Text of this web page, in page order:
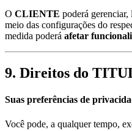
O CLIENTE poderá
meio das configurações do
medida poderá afetar
9. Direitos do
Suas preferências de
Você pode, a qualquer tempo,